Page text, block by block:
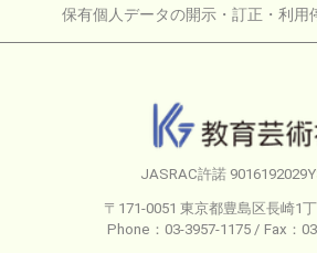
保有個人データの開示・訂正・利用
JASRAC許諾
〒171-0051 東京都豊島区長崎1
Phone：03-3957-1175 / Fax：